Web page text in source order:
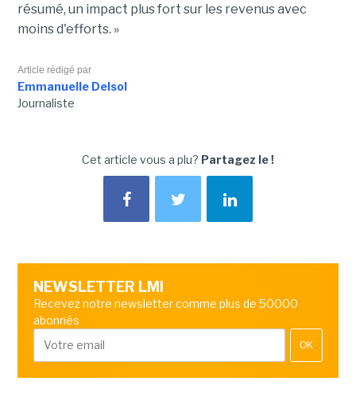
résumé, un impact plus fort sur les revenus avec
moins d'efforts. »
Article rédigé par
Emmanuelle Delsol
Journaliste
Cet article vous a plu? Partagez le !
NEWSLETTER LMI
Recevez notre newsletter comme plus de 50000
abonnés
OK